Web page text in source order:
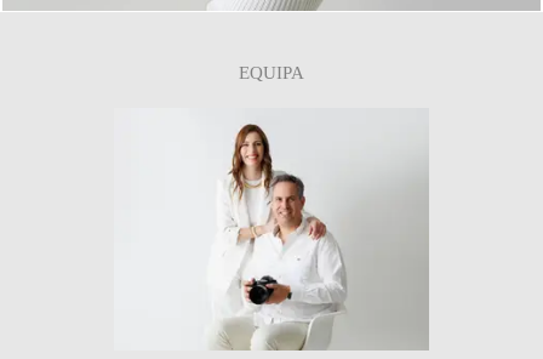
EQUIPA